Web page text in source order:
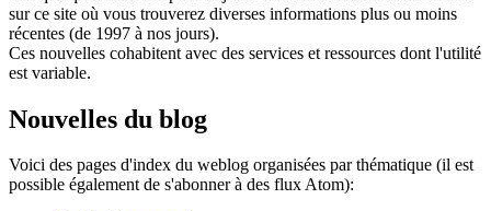
sur ce site où vous trouverez diverses informations plus ou moins
récentes (de 1997 à nos jours).
Ces nouvelles cohabitent avec des services et ressources dont l'utilité
est variable.
Nouvelles du blog
Voici des pages d'index du weblog organisées par thématique (il est
possible également de s'abonner à des flux Atom):